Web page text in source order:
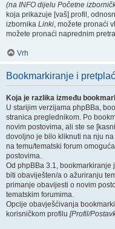
(na INFO dijelu Početne
koja prikazuje [vaš] profil,
izbornika Linki, možete pronaći
možete pronaći naprednim
Vrh
Bookmarkiranje i
Koja je razlika između
U starijim verzijama phpBBa,
stranica preglednikom. Po
novim postovima, ali ste se
dovoljno je bilo kliknuti na nju
na temu/tematski forum
postovima.
Od phpBBa 3.1,
biti obaviješten/a o ažuriranju
primanje obavijesti o novim
tematskim forumima.
Opcije obavješćivanja
korisničkom profilu [Profil/